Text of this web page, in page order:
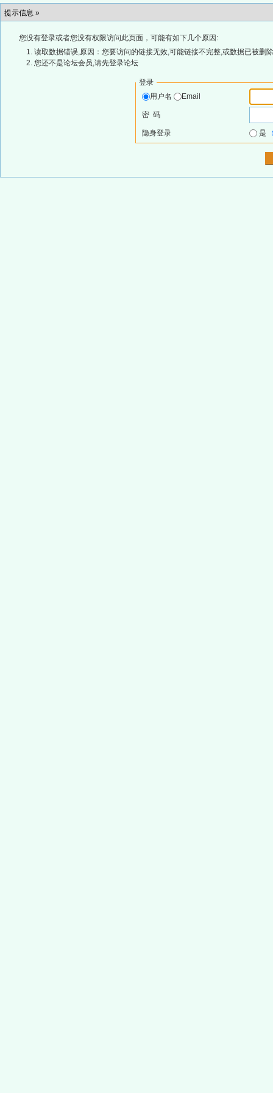
提示信息 »
您没有登录或者您没有权限访问此页面，可能有如下几个原因:
读取数据错误,原因：您要访问的链接无效,可能链接不完整,或数据已被删
您还不是论坛会员,请先登录论坛
登录
用户名
Email
密 码
隐身登录 是